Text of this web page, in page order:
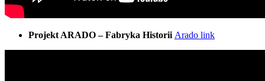
Projekt ARADO – Fabryka Historii Arado link